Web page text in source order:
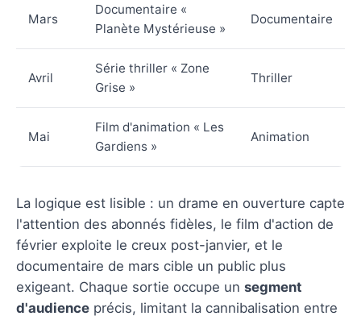
Mars
Documentaire «
Planète Mystérieuse »
Documentaire
Avril
Série thriller « Zone
Grise »
Thriller
Mai
Film d'animation « Les
Gardiens »
Animation
La logique est lisible : un drame en ouverture capte
l'attention des abonnés fidèles, le film d'action de
février exploite le creux post-janvier, et le
documentaire de mars cible un public plus
exigeant. Chaque sortie occupe un segment
d'audience précis, limitant la cannibalisation entre